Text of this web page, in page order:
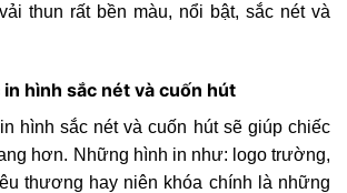
thun rất bền màu, nổi bật, sắc nét và
hình sắc nét và cuốn hút
hình sắc nét và cuốn hút sẽ giúp chiếc
hơn. Những hình in như: logo trường,
thương hay niên khóa chính là những